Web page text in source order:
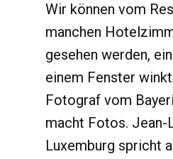
Wir können vom
manchen
gesehen werden,
einem Fenster
Fotograf vom
macht Fotos. Jean-
Luxemburg spricht